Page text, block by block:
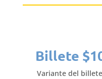
Billete
Variante del